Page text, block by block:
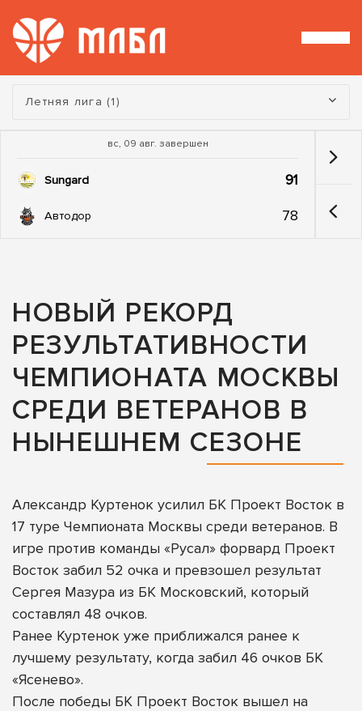
Турнир:
Летняя лига (1)
вс, 09 авг. завершен
Sungard 91
Автодор 78
НОВЫЙ РЕКОРД
РЕЗУЛЬТАТИВНОСТИ
ЧЕМПИОНАТА МОСКВЫ
СРЕДИ ВЕТЕРАНОВ В
НЫНЕШНЕМ СЕЗОНЕ
Александр Куртенок усилил БК Проект Восток в
17 туре Чемпионата Москвы среди ветеранов. В
игре против команды «Русал» форвард Проект
Восток забил 52 очка и превзошел результат
Сергея Мазура из БК Московский, который
составлял 48 очков.
Ранее Куртенок уже приближался ранее к
лучшему результату, когда забил 46 очков БК
«Ясенево».
После победы БК Проект Восток вышел на